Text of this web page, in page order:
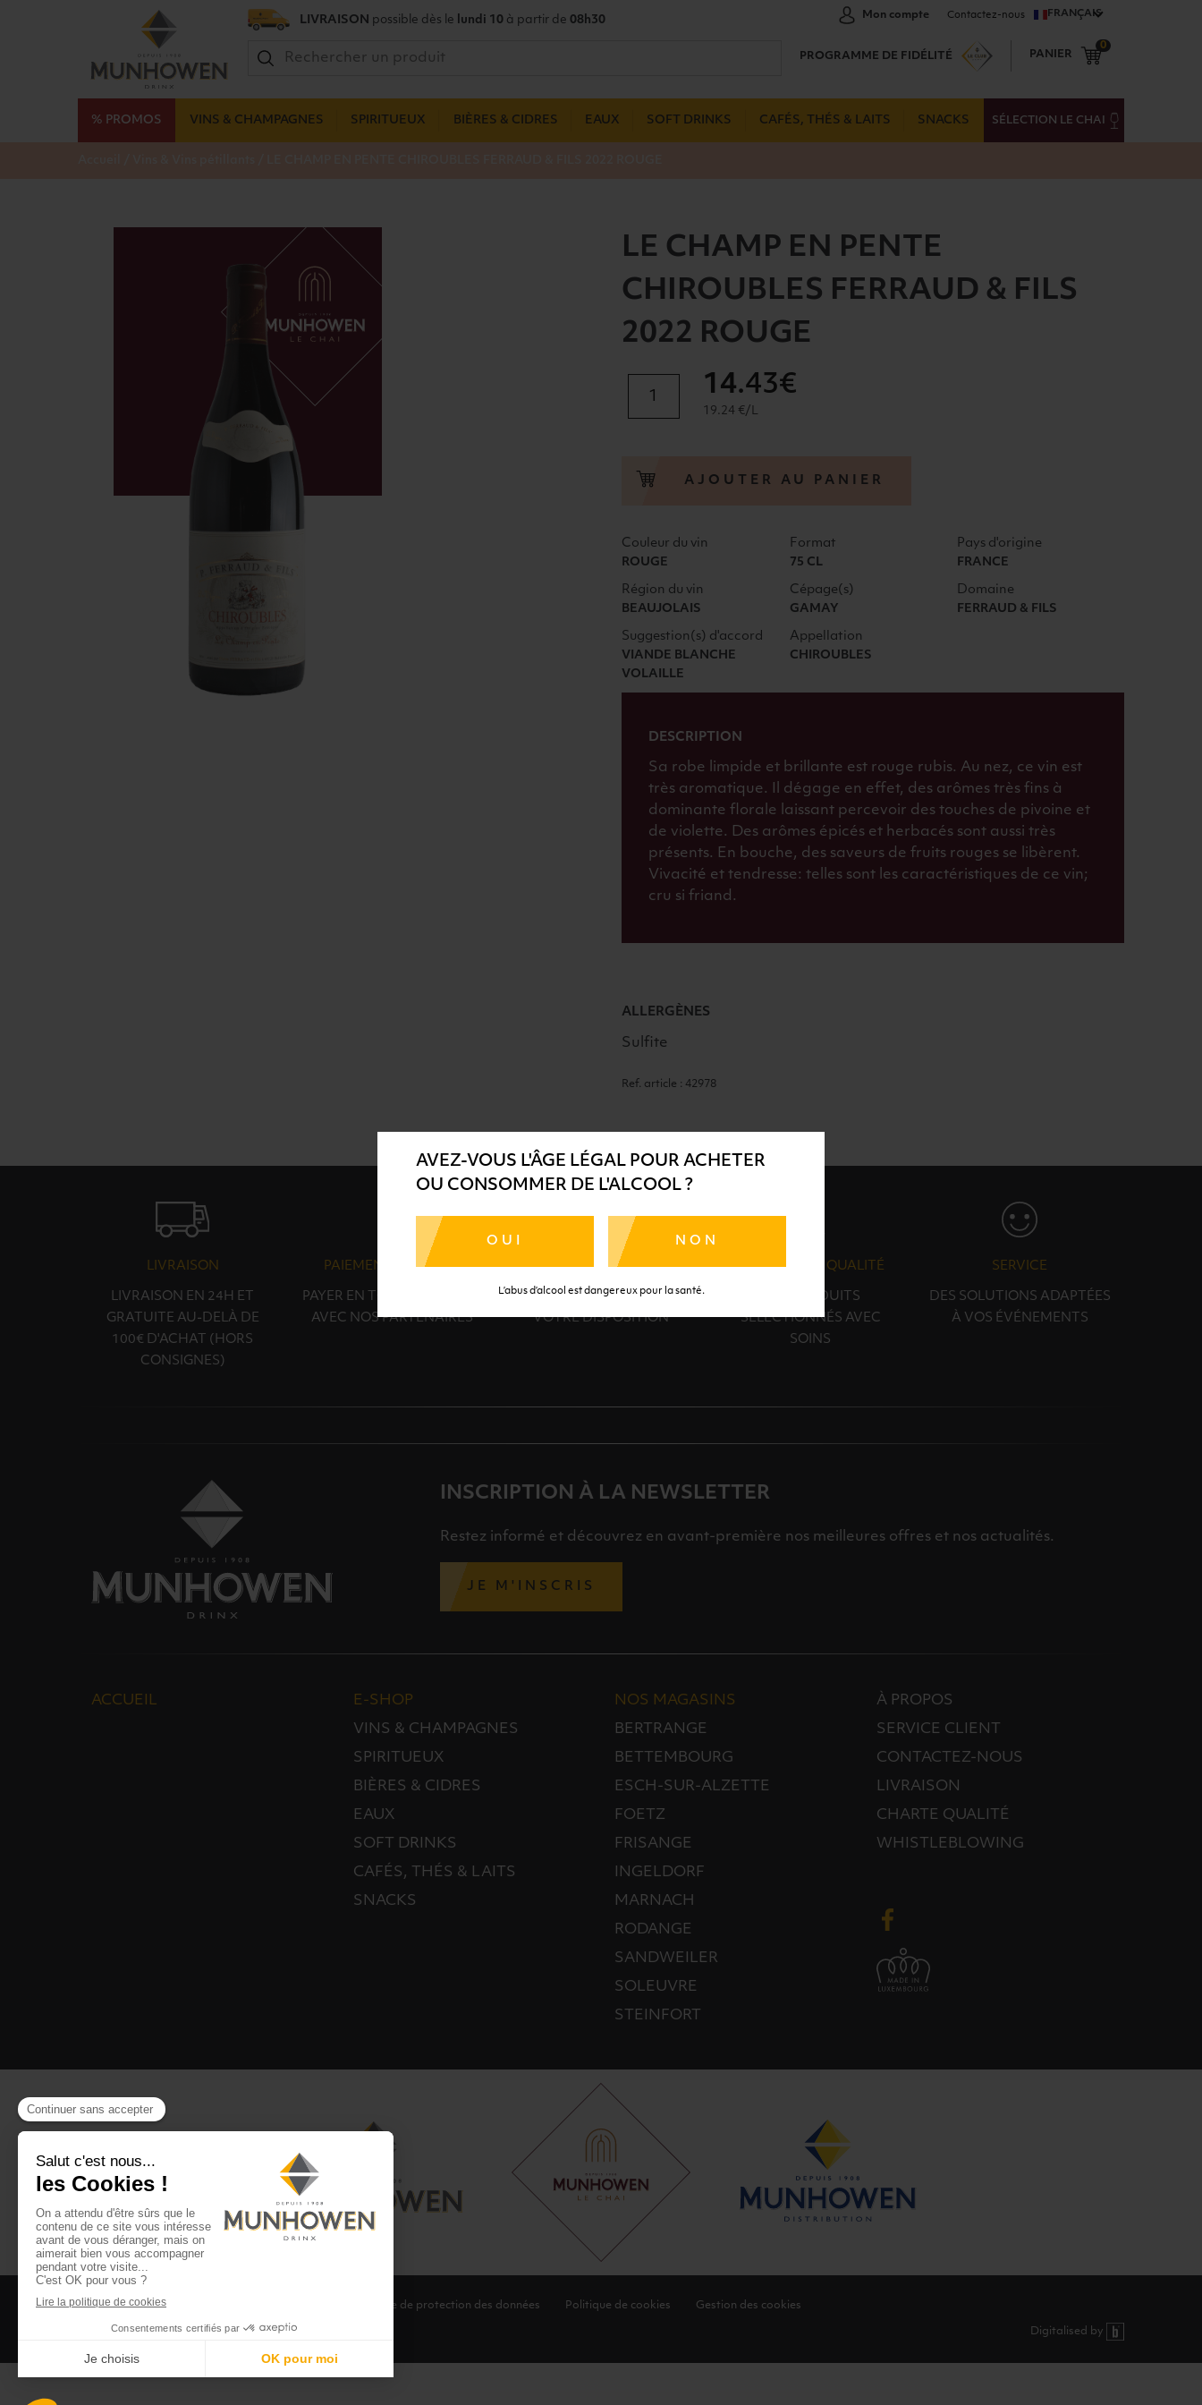
AVEZ-VOUS L'ÂGE LÉGAL POUR ACHETER
OU CONSOMMER DE L'ALCOOL ?
OUI NON
L’abus d’alcool est dangereux pour la santé.
LIVRAISON possible dès le lundi 10 à partir de 08h30 Mon compte Contactez-nous FRANÇAIS
PROGRAMME DE FIDÉLITÉ PANIER
0
% PROMOS VINS & CHAMPAGNES SPIRITUEUX BIÈRES & CIDRES EAUX SOFT DRINKS CAFÉS, THÉS & LAITS SNACKS SÉLECTION LE CHAI
LE CHAMP EN PENTE
CHIROUBLES FERRAUD & FILS
2022 ROUGE
EN
PENTE
FERRAUD
&
2022
14.43€
19.24 €/L
AJOUTER AU PANIER
Couleur du vin
ROUGE
Format
75 CL
Pays d'origine
FRANCE
Région du vin
BEAUJOLAIS
Cépage(s)
GAMAY
Domaine
FERRAUD & FILS
Suggestion(s) d'accord
VIANDE BLANCHE
VOLAILLE
Appellation
CHIROUBLES
DESCRIPTION
Sa robe limpide et brillante est rouge rubis. Au nez, ce vin est
très aromatique. Il dégage en effet, des arômes très fins à
dominante florale laissant percevoir des touches de pivoine et
de violette. Des arômes épicés et herbacés sont aussi très
présents. En bouche, des saveurs de fruits rouges se libèrent.
Vivacité et tendresse: telles sont les caractéristiques de ce vin;
cru si friand.
ALLERGÈNES
Sulfite
Ref. article : 42978
LIVRAISON
LIVRAISON EN 24H ET
GRATUITE AU-DELÀ DE
100€ D'ACHAT (HORS
CONSIGNES)
PAIEMENT SÉCURISÉ
PAYER EN TOUTE SÉRÉNITÉ
AVEC NOS PARTENAIRES
AIDE
NOS CONSEILLERS SONT À
VOTRE DISPOSITION
SÉLECTION & QUALITÉ
DES PRODUITS
SÉLECTIONNÉS AVEC
SOINS
SERVICE
DES SOLUTIONS ADAPTÉES
À VOS ÉVÉNEMENTS
INSCRIPTION À LA NEWSLETTER
Restez informé et découvrez en avant-première nos meilleures offres et nos actualités.
JE M'INSCRIS
ACCUEIL
E-SHOP
VINS & CHAMPAGNES
SPIRITUEUX
BIÈRES & CIDRES
EAUX
SOFT DRINKS
CAFÉS, THÉS & LAITS
SNACKS
NOS MAGASINS
BERTRANGE
BETTEMBOURG
ESCH-SUR-ALZETTE
FOETZ
FRISANGE
INGELDORF
MARNACH
RODANGE
SANDWEILER
SOLEUVRE
STEINFORT
À PROPOS
SERVICE CLIENT
CONTACTEZ-NOUS
LIVRAISON
CHARTE QUALITÉ
WHISTLEBLOWING
CGV CGU Club Drinx Politique de protection des données Politique de cookies Gestion des cookies
©2026 Munhowen Drinx / Tous droits réservés Digitalised by